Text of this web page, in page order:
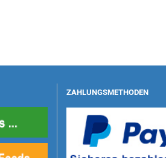
ZAHLUNGSMETHODEN